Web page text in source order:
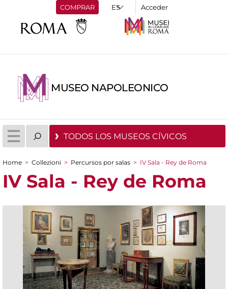
COMPRAR Acceder
MUSEO NAPOLEONICO
TODOS LOS MUSEOS CÍVICOS
You are here
Home > Collezioni > Percursos por salas > IV Sala - Rey de Roma
IV Sala - Rey de Roma